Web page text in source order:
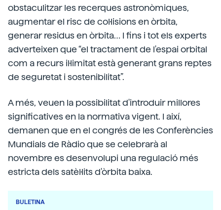
obstaculitzar les recerques astronòmiques,
augmentar el risc de col·lisions en òrbita,
generar residus en òrbita… I fins i tot els experts
adverteixen que “el tractament de l'espai orbital
com a recurs il·limitat està generant grans reptes
de seguretat i sostenibilitat”.
A més, veuen la possibilitat d'introduir millores
significatives en la normativa vigent. I així,
demanen que en el congrés de les Conferències
Mundials de Ràdio que se celebrarà al
novembre es desenvolupi una regulació més
estricta dels satèl·lits d'òrbita baixa.
BULETINA